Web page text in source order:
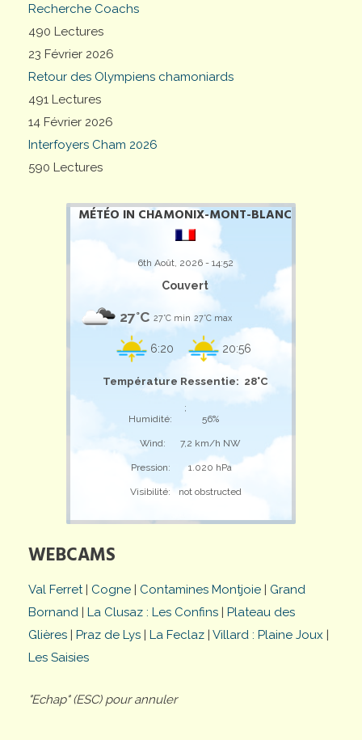
Recherche Coachs
490 Lectures
23 Février 2026
Retour des Olympiens chamoniards
491 Lectures
14 Février 2026
Interfoyers Cham 2026
590 Lectures
MÉTÉO IN CHAMONIX-MONT-BLANC
6th Août, 2026 - 14:52
Couvert
27°C 27°C min 27°C max
6:20 20:56
Température Ressentie: 28°C
;
Humidité:
56%
Wind: 7,2 km/h NW
Pression: 1.020 hPa
Visibilité: not obstructed
WEBCAMS
Val Ferret| Cogne | Contamines Montjoie | Grand
Bornand | La Clusaz : Les Confins | Plateau des
Glières | Praz de Lys | La Feclaz | Villard : Plaine Joux |
Les Saisies
"Echap" (ESC) pour annuler